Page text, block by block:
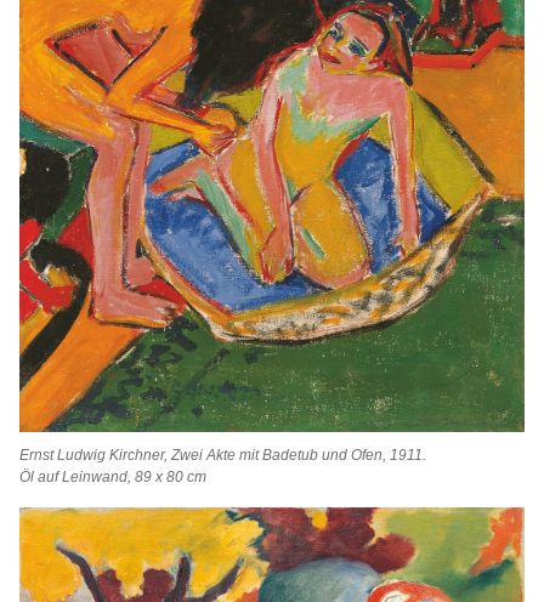
Ernst Ludwig Kirchner, Zwei Akte mit Badetub und Ofen, 1911.
Öl auf Leinwand, 89 x 80 cm